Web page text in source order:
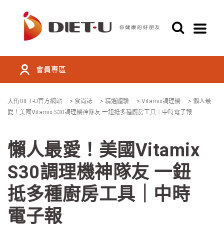
會員專區
大侑DIET-U官方網站 > 食尚誌 > 精選體驗 > Vitamix調理機 > 懶人最
愛！美國Vitamix S30調理機神隊友 一鈕抵多種廚房工具｜中時電子報
懶人最愛！美國Vitamix
S30調理機神隊友 一鈕
抵多種廚房工具｜中時
電子報